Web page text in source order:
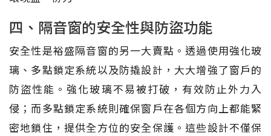
四、隔音窗的安全性與防盜功能
安全性是裕盛隔音窗的另一大賣點。透過使用強化玻
璃、多點鎖定系統以及防撬設計，大大增強了窗戶的
防盜性能。強化玻璃不易被打破，有效防止外力入
侵；而多點鎖定系統則確保窗戶在各個方向上都能緊
密地鎖住，提供全方位的安全保護。這些設計不僅保